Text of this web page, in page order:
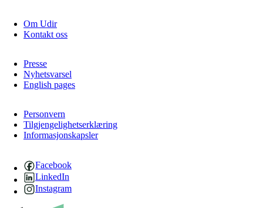
Om Udir
Kontakt oss
Presse
Nyhetsvarsel
English pages
Personvern
Tilgjengelighetserklæring
Informasjonskapsler
Facebook
LinkedIn
Instagram